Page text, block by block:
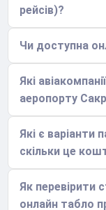
рейсів)?
Чи доступна
Які
аеропорту
Які є варіанти
скільки це
Як перевірити
онлайн табло